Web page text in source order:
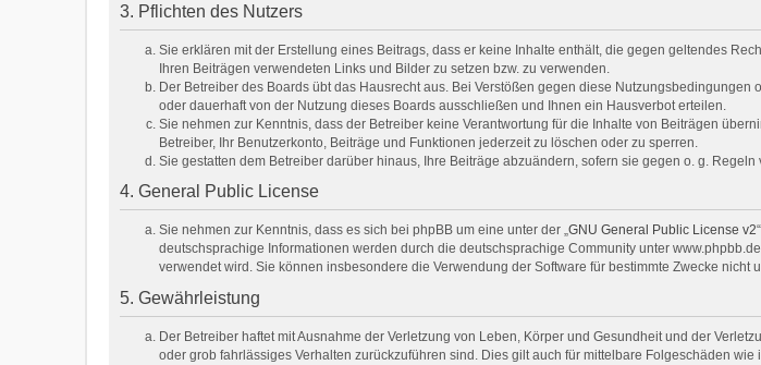
3. Pflichten des Nutzers
Sie erklären mit der Erstellung eines Beitrags, dass er keine Inhalte enthält, die gegen geltendes
Ihren Beiträgen verwendeten Links und Bilder zu setzen bzw. zu verwenden.
Der Betreiber des Boards übt das Hausrecht aus. Bei Verstößen gegen diese
oder dauerhaft von der Nutzung dieses Boards ausschließen und Ihnen ein Hausverbot erteilen.
Sie nehmen zur Kenntnis, dass der Betreiber keine Verantwortung für die Inhalte von Beiträgen
Betreiber, Ihr Benutzerkonto, Beiträge und Funktionen jederzeit zu löschen oder zu sperren.
Sie gestatten dem Betreiber darüber hinaus, Ihre Beiträge abzuändern, sofern sie gegen o. g.
4. General Public License
Sie nehmen zur Kenntnis, dass es sich bei phpBB um eine unter der „GNU General Public License v2
deutschsprachige Informationen werden durch die deutschsprachige Community unter
verwendet wird. Sie können insbesondere die Verwendung der Software für bestimmte Zwecke nicht
5. Gewährleistung
Der Betreiber haftet mit Ausnahme der Verletzung von Leben, Körper und Gesundheit und der
oder grob fahrlässiges Verhalten zurückzuführen sind. Dies gilt auch für mittelbare Folgeschäden